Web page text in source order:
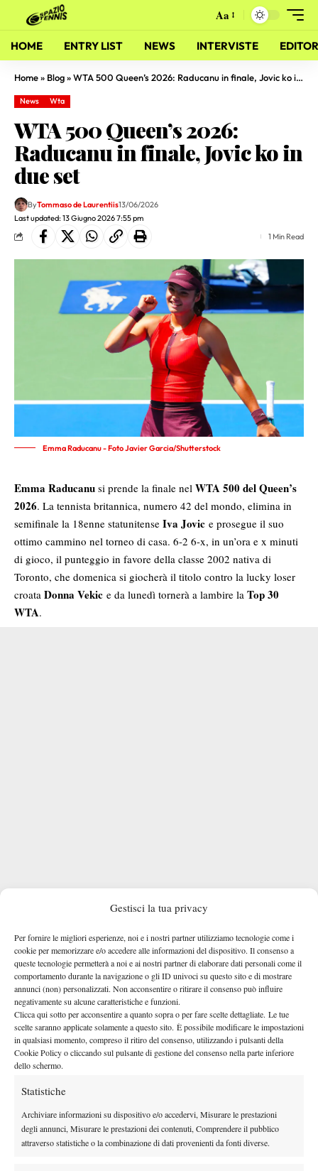
Gestisci la tua privacy
Per fornire le migliori esperienze, noi e i nostri partner utilizziamo tecnologie come i
cookie per memorizzare e/o accedere alle informazioni del dispositivo. Il consenso a
queste tecnologie permetterà a noi e ai nostri partner di elaborare dati personali come il
comportamento durante la navigazione o gli ID univoci su questo sito e di mostrare
annunci (non) personalizzati. Non acconsentire o ritirare il consenso può influire
negativamente su alcune caratteristiche e funzioni.
Clicca qui sotto per acconsentire a quanto sopra o per fare scelte dettagliate. Le tue
scelte saranno applicate solamente a questo sito. È possibile modificare le impostazioni
in qualsiasi momento, compreso il ritiro del consenso, utilizzando i pulsanti della
Cookie Policy o cliccando sul pulsante di gestione del consenso nella parte inferiore
dello schermo.
Statistiche
Archiviare informazioni su dispositivo e/o accedervi, Misurare le prestazioni
degli annunci, Misurare le prestazioni dei contenuti, Comprendere il pubblico
attraverso statistiche o la combinazione di dati provenienti da fonti diverse.
Aa
HOME ENTRY LIST NEWS INTERVISTE
Home» Blog»WTA 500 Queen’s 2026: Raducanu in finale, Jovic ko in due set
News Wta
WTA 500 Queen’s 2026:
Raducanu in finale, Jovic ko in
due set
Last updated: 13 Giugno 2026 7:55 pm
ByTommaso de Laurentiis13/06/2026
1 Min Read
Emma Raducanu - Foto Javier Garcia/Shutterstock
Emma Raducanu si prende la finale nel WTA 500 del Queen’s
2026. La tennista britannica, numero 42 del mondo, elimina in
semifinale la 18enne statunitense Iva Jovic e prosegue il suo
ottimo cammino nel torneo di casa. 6-2 6-x, in un’ora e x minuti
di gioco, il punteggio in favore della classe 2002 nativa di
Toronto, che domenica si giocherà il titolo contro la lucky loser
croata Donna Vekic e da lunedì tornerà a lambire la Top 30
WTA.
Si tratta dellaquarta finalenel circuito WTA per Raducanu, la
seconda nel giro di sei mesi dopo quella persa contro Cirstea
nell’ATP 250 di Cluj-Napoca e la prima su erba. L’inglese andrà
a caccia del secondo titolo della carriera, dopo lo storico Us
Openvinto nel2021danumero 150 del mondo.
DI TENDENZA